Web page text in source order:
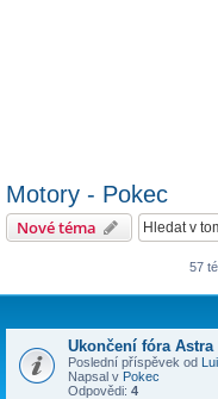
Motory - Pokec
Nové téma
57
Ukončení fóra
Poslední příspěvek od
Napsal v Pokec
Odpovědi: 4